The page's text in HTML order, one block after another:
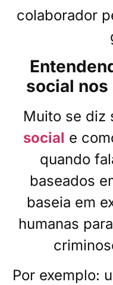
colaborador
social nos
Muito se diz
social e
quando
baseados
baseia em
humanas
Por exemplo: